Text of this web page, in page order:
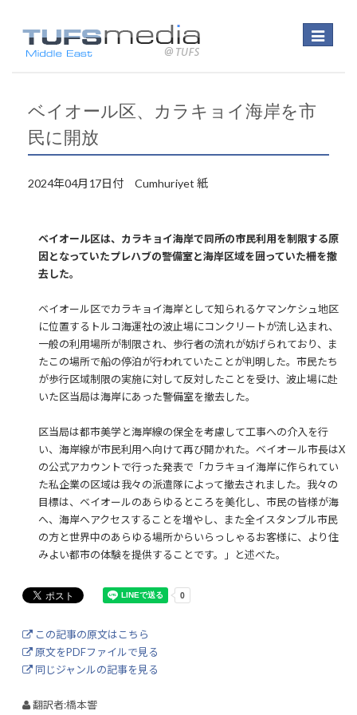
Toggle
ベイオール区、カラキョイ海岸を市
民に開放
2024年04月17日付 Cumhuriyet 紙
ベイオール区は、カラキョイ海岸で同所の市民利用を制限する原
因となっていたプレハブの警備室と海岸区域を囲っていた柵を撤
去した。
ベイオール区でカラキョイ海岸として知られるケマンケシュ地区
に位置するトルコ海運社の波止場にコンクリートが流し込まれ、
一般の利用場所が制限され、歩行者の流れが妨げられており、ま
たこの場所で船の停泊が行われていたことが判明した。市民たち
が歩行区域制限の実施に対して反対したことを受け、波止場に赴
いた区当局は海岸にあった警備室を撤去した。
区当局は都市美学と海岸線の保全を考慮して工事への介入を行
い、海岸線が市民利用へ向けて再び開かれた。ベイオール市長はX
の公式アカウントで行った発表で「カラキョイ海岸に作られてい
た私企業の区域は我々の派遣隊によって撤去されました。我々の
目標は、ベイオールのあらゆるところを美化し、市民の皆様が海
へ、海岸へアクセスすることを増やし、また全イスタンブル市民
の方と世界中のあらゆる場所からいらっしゃるお客様に、より住
みよい都市の体験を提供することです。」と述べた。
この記事の原文はこちら
原文をPDFファイルで見る
同じジャンルの記事を見る
翻訳者:橋本響